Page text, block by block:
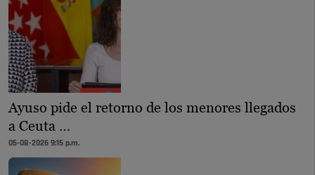
Ayuso pide el retorno de los menores llegados
a Ceuta …
05-08-2026 9:15 p.m.